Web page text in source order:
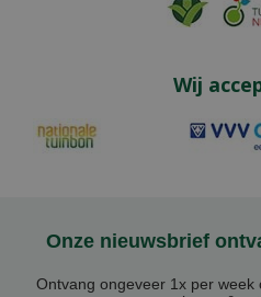
Wij
Onze nieuwsbrief
Ontvang ongeveer 1x per week